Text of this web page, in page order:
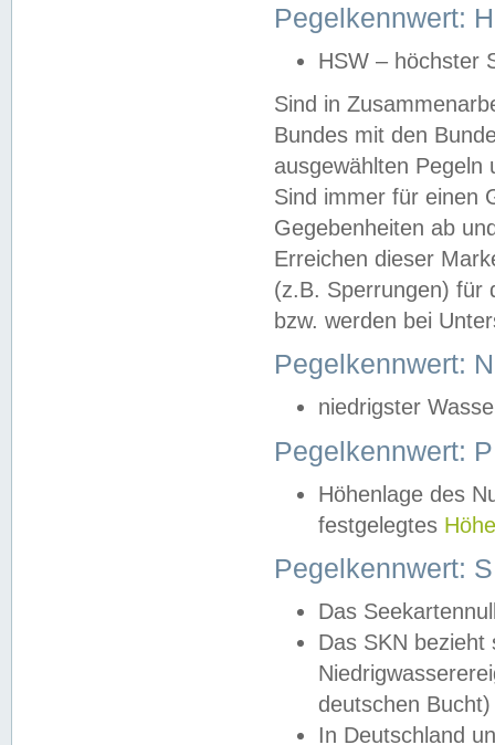
Pegelkennwert:
HSW – höchster
Sind in
Bundes mit den
ausgewählten
Sind immer für einen
Gegebenheiten ab
Erreichen dieser
(z.B. Sperrungen) für
bzw. werden bei
Pegelkennwert:
niedrigster
Pegelkennwert:
Höhenlage des
festgelegtes
Pegelkennwert:
Das
Das SKN
deutschen
In Deutschland